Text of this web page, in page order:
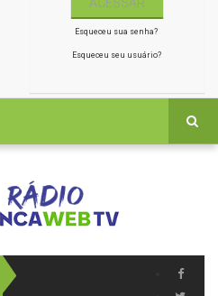
Esqueceu sua senha?
Esqueceu seu usuário?